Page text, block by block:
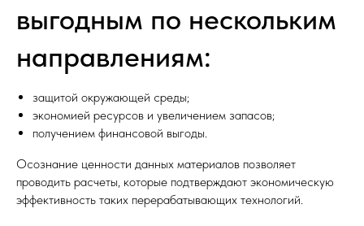
выгодным по нескольким
направлениям:
защитой окружающей среды;
экономией ресурсов и увеличением запасов;
получением финансовой выгоды.
Осознание ценности данных материалов позволяет
проводить расчеты, которые подтверждают экономическую
эффективность таких перерабатывающих технологий.